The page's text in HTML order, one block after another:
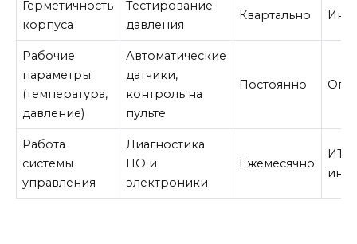
Герметичность
корпуса
Тестирование
давления
Квартально
Рабочие
параметры
(температура,
давление)
Автоматические
датчики,
контроль на
пульте
Постоянно
Работа
системы
управления
Диагностика
ПО и
электроники
Ежемесячно
ИТ-